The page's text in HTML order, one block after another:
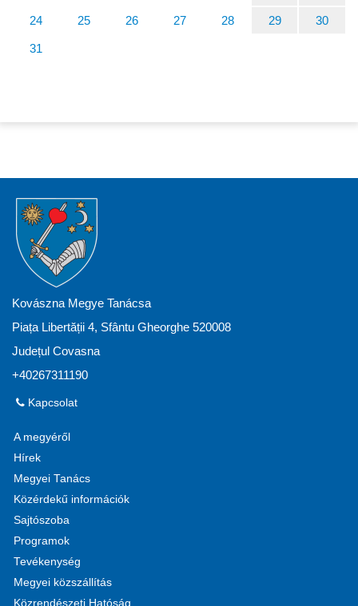
24 25 26 27 28 29 30
31
Kovászna Megye Tanácsa
Piața Libertății 4, Sfântu Gheorghe 520008
Județul Covasna
+40267311190
Kapcsolat
A megyéről
Hírek
Megyei Tanács
Közérdekű információk
Sajtószoba
Programok
Tevékenység
Megyei közszállítás
Közrendészeti Hatóság